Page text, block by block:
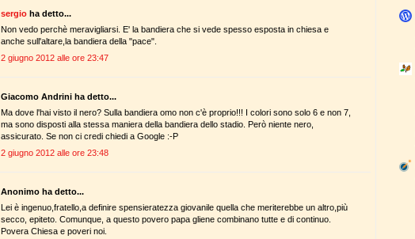
sergio ha detto...
Non vedo perchè meravigliarsi. E' la bandiera che si vede spesso esposta in chiesa e
anche sull'altare,la bandiera della "pace".
2 giugno 2012 alle ore 23:47
Giacomo Andrini ha detto...
Ma dove l'hai visto il nero? Sulla bandiera omo non c'è proprio!!! I colori sono solo 6 e non 7,
ma sono disposti alla stessa maniera della bandiera dello stadio. Però niente nero,
assicurato. Se non ci credi chiedi a Google :-P
2 giugno 2012 alle ore 23:48
Anonimo ha detto...
Lei è ingenuo,fratello,a definire spensieratezza giovanile quella che meriterebbe un altro,più
secco, epiteto. Comunque, a questo povero papa gliene combinano tutte e di continuo.
Povera Chiesa e poveri noi.